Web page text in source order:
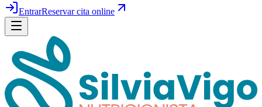
EntrarReservar cita online